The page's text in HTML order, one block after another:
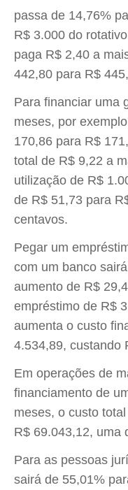
passa de 14,76%
R$ 3.000 do
paga R$ 2,40 a
442,80 para R$
Para financiar uma
meses, por
170,86 para R$
total de R$ 9,22 a
utilização de R$
de R$ 51,73 para
centavos.
Pegar um
com um banco
aumento de R$
empréstimo de R$
aumenta o custo
4.534,89, custando
Em operações de
financiamento de
meses, o custo
R$ 69.043,12, uma
Para as pessoas
sairá de 55,01%